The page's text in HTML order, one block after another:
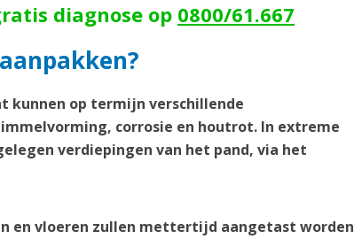
diagnose op 0800/61.667
kunnen op termijn verschillende
corrosie en houtrot. In extreme
verdiepingen van het pand, via het
en vloeren zullen mettertijd aangetast worden